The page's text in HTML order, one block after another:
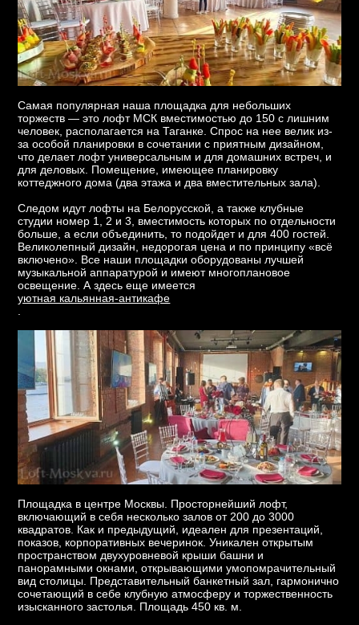
Самая популярная наша площадка для небольших
торжеств — это лофт МСК вместимостью до 150 с лишним
человек, располагается на Таганке. Спрос на нее велик из-
за особой планировки в сочетании с приятным дизайном,
что делает лофт универсальным и для домашних встреч, и
для деловых. Помещение, имеющее планировку
коттеджного дома (два этажа и два вместительных зала).
Следом идут лофты на Белорусской, а также клубные
студии номер 1, 2 и 3, вместимость которых по отдельности
больше, а если объединить, то подойдет и для 400 гостей.
Великолепный дизайн, недорогая цена и по принципу «всё
включено». Все наши площадки оборудованы лучшей
музыкальной аппаратурой и имеют многоплановое
освещение. А здесь еще имеется
уютная кальянная-антикафе
.
Площадка в центре Москвы. Просторнейший лофт,
включающий в себя несколько залов от 200 до 3000
квадратов. Как и предыдущий, идеален для презентаций,
показов, корпоративных вечеринок. Уникален открытым
пространством двухуровневой крыши башни и
панорамными окнами, открывающими умопомрачительный
вид столицы. Представительный банкетный зал, гармонично
сочетающий в себе клубную атмосферу и торжественность
изысканного застолья. Площадь 450 кв. м.